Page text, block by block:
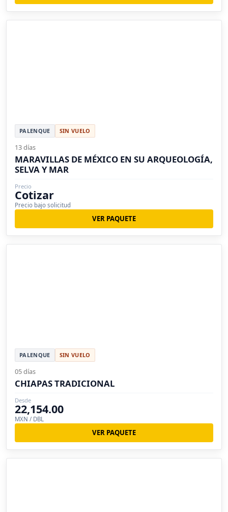
PALENQUE SIN VUELO
13 días
MARAVILLAS DE MÉXICO EN SU ARQUEOLOGÍA,
SELVA Y MAR
Precio
Cotizar
Precio bajo solicitud
VER PAQUETE
PALENQUE SIN VUELO
05 días
CHIAPAS TRADICIONAL
Desde
22,154.00
MXN / DBL
VER PAQUETE